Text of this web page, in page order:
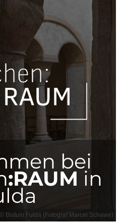
bei
:RAUM in
© Bistum Fulda (Fotograf Marcel Schawe)